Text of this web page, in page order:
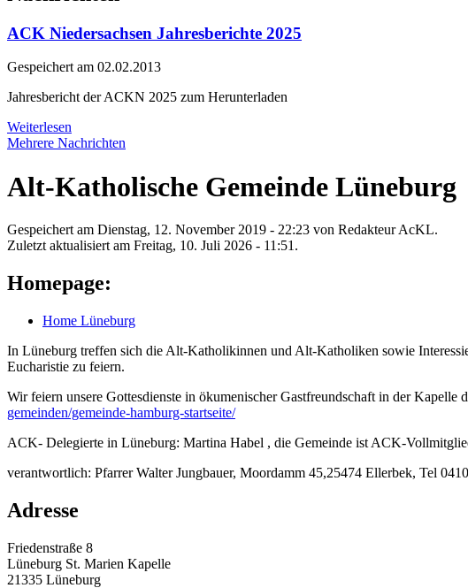
ACK Niedersachsen Jahresberichte 2025
Gespeichert am 02.02.2013
Jahresbericht der ACKN 2025 zum Herunterladen
Weiterlesen
Mehrere Nachrichten
Alt-Katholische Gemeinde Lüneburg
Gespeichert am Dienstag, 12. November 2019 - 22:23 von Redakteur AcKL.
Zuletzt aktualisiert am Freitag, 10. Juli 2026 - 11:51.
Homepage:
Home Lüneburg
In Lüneburg treffen sich die Alt-Katholikinnen und Alt-Katholiken sowie
Eucharistie zu feiern.
Wir feiern unsere Gottesdienste in ökumenischer Gastfreundschaft in der
gemeinden/gemeinde-hamburg-startseite/
ACK- Delegierte in Lüneburg: Martina Habel , die Gemeinde ist ACK-
verantwortlich: Pfarrer Walter Jungbauer, Moordamm 45,25474 Ellerbek, Tel
Adresse
Friedenstraße 8
Lüneburg St. Marien Kapelle
21335 Lüneburg